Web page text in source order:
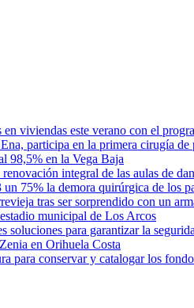
viviendas este verano con el
participa en la primera cirugía
98,5% en la Vega Baja
integral de las aulas de
75% la demora quirúrgica de los
tras ser sorprendido con un
municipal de Los Arcos
para garantizar la
en Orihuela Costa
para conservar y catalogar los